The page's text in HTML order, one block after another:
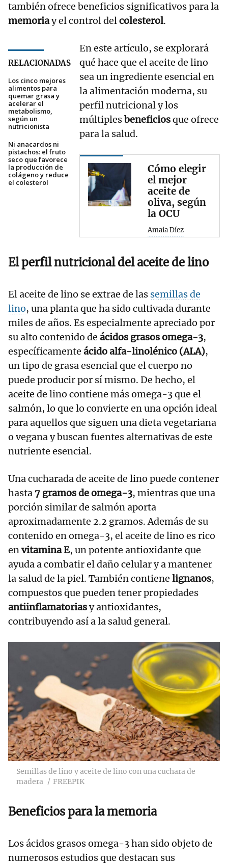
también ofrece beneficios significativos para la
memoriay el control delcolesterol.
RELACIONADAS
Los cinco mejores
alimentos para
quemar grasa y
acelerar el
metabolismo,
según un
nutricionista
Ni anacardos ni
pistachos: el fruto
seco que favorece
la producción de
colágeno y reduce
el colesterol
En este artículo, se explorará
qué hace que el aceite de lino
sea un ingrediente esencial en
la alimentación moderna, su
perfil nutricional y los
múltiplesbeneficiosque ofrece
para la salud.
Cómo elegir
el mejor
aceite de
oliva, según
la OCU
Amaia Díez
El perfil nutricional del aceite de lino
El aceite de lino se extrae de las semillas de
lino, una planta que ha sido cultivada durante
miles de años. Es especialmente apreciado por
su alto contenido de ácidos grasos omega-3,
específicamente ácido alfa-linolénico (ALA),
un tipo de grasa esencial que el cuerpo no
puede producir por sí mismo. De hecho, el
aceite de lino contiene más omega-3 que el
salmón, lo que lo convierte en una opción ideal
para aquellos que siguen una dieta vegetariana
o vegana y buscan fuentes alternativas de este
nutriente esencial.
Una cucharada de aceite de lino puede contener
hasta 7 gramos de omega-3, mientras que una
porción similar de salmón aporta
aproximadamente 2.2 gramos. Además de su
contenido en omega-3, el aceite de lino es rico
envitamina E, un potente antioxidante que
ayuda a combatir el daño celular y a mantener
la salud de la piel. También contiene lignanos,
compuestos que pueden tener propiedades
antiinflamatoriasy antioxidantes,
contribuyendo así a la salud general.
Semillas de lino y aceite de lino con una cuchara de
madera
FREEPIK
Beneficios para la memoria
Los ácidos grasos omega-3 han sido objeto de
numerosos estudios que destacan sus